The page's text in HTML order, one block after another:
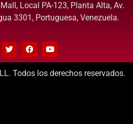
Local PA-123, Planta Alta, Av.
3301, Portuguesa, Venezuela.
Todos los derechos reservados.